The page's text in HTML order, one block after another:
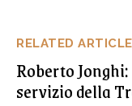
RELATED
Roberto
servizio della